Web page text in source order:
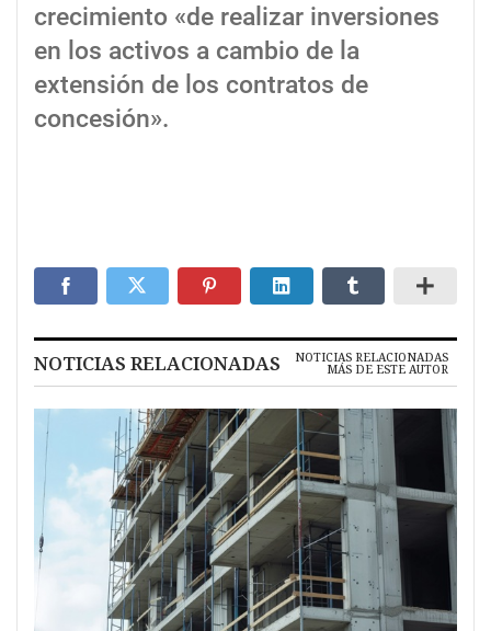
crecimiento «de realizar inversiones
en los activos a cambio de la
extensión de los contratos de
concesión».
NOTICIAS RELACIONADAS NOTICIAS RELACIONADAS
MÁS DE ESTE AUTOR